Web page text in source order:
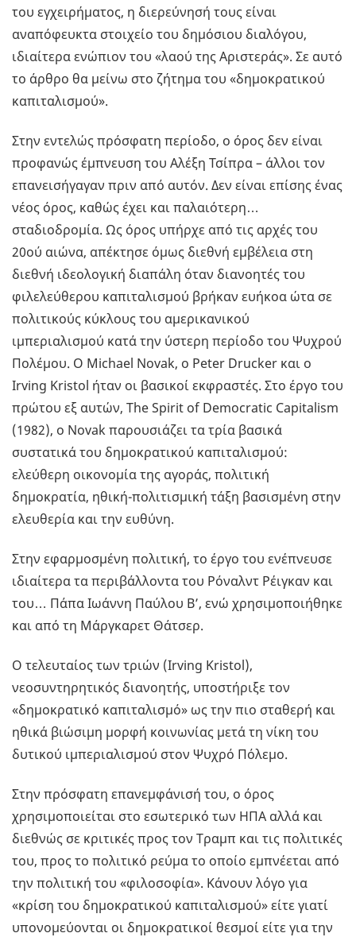
του εγχειρήματος, η διερεύνησή τους είναι
αναπόφευκτα στοιχείο του δημόσιου διαλόγου,
ιδιαίτερα ενώπιον του «λαού της Αριστεράς». Σε αυτό
το άρθρο θα μείνω στο ζήτημα του «δημοκρατικού
καπιταλισμού».
Στην εντελώς πρόσφατη περίοδο, ο όρος δεν είναι
προφανώς έμπνευση του Αλέξη Τσίπρα – άλλοι τον
επανεισήγαγαν πριν από αυτόν. Δεν είναι επίσης ένας
νέος όρος, καθώς έχει και παλαιότερη…
σταδιοδρομία. Ως όρος υπήρχε από τις αρχές του
20ού αιώνα, απέκτησε όμως διεθνή εμβέλεια στη
διεθνή ιδεολογική διαπάλη όταν διανοητές του
φιλελεύθερου καπιταλισμού βρήκαν ευήκοα ώτα σε
πολιτικούς κύκλους του αμερικανικού
ιμπεριαλισμού κατά την ύστερη περίοδο του Ψυχρού
Πολέμου. O Michael Novak, o Peter Drucker και o
Irving Kristol ήταν οι βασικοί εκφραστές. Στο έργο του
πρώτου εξ αυτών, The Spirit of Democratic Capitalism
(1982), ο Novak παρουσιάζει τα τρία βασικά
συστατικά του δημοκρατικού καπιταλισμού:
ελεύθερη οικονομία της αγοράς, πολιτική
δημοκρατία, ηθική-πολιτισμική τάξη βασισμένη στην
ελευθερία και την ευθύνη.
Στην εφαρμοσμένη πολιτική, το έργο του ενέπνευσε
ιδιαίτερα τα περιβάλλοντα του Ρόναλντ Ρέιγκαν και
του… Πάπα Ιωάννη Παύλου Β’, ενώ χρησιμοποιήθηκε
και από τη Μάργκαρετ Θάτσερ.
Ο τελευταίος των τριών (Irving Kristol),
νεοσυντηρητικός διανοητής, υποστήριξε τον
«δημοκρατικό καπιταλισμό» ως την πιο σταθερή και
ηθικά βιώσιμη μορφή κοινωνίας μετά τη νίκη του
δυτικού ιμπεριαλισμού στον Ψυχρό Πόλεμο.
Στην πρόσφατη επανεμφάνισή του, ο όρος
χρησιμοποιείται στο εσωτερικό των ΗΠΑ αλλά και
διεθνώς σε κριτικές προς τον Τραμπ και τις πολιτικές
του, προς το πολιτικό ρεύμα το οποίο εμπνέεται από
την πολιτική του «φιλοσοφία». Κάνουν λόγο για
«κρίση του δημοκρατικού καπιταλισμού» είτε γιατί
υπονομεύονται οι δημοκρατικοί θεσμοί είτε για την